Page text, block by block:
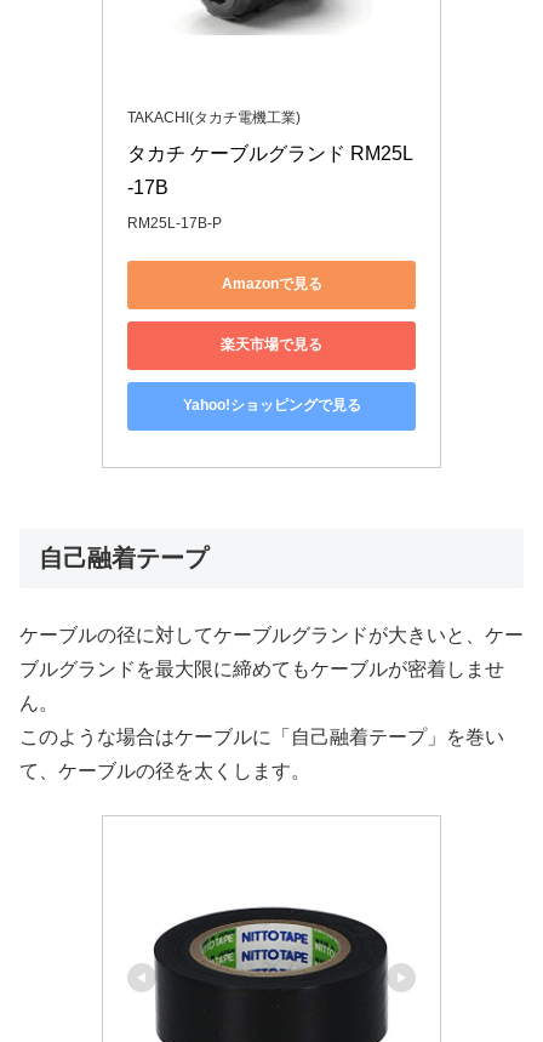
TAKACHI(タカチ電機工業)
タカチ ケーブルグランド RM25L
-17B
RM25L-17B-P
Amazonで見る
楽天市場で見る
Yahoo!ショッピングで見る
自己融着テープ
ケーブルの径に対してケーブルグランドが大きいと、ケー
ブルグランドを最大限に締めてもケーブルが密着しませ
ん。
このような場合はケーブルに「自己融着テープ」を巻い
て、ケーブルの径を太くします。